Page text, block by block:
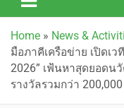
Home » News &
มือภาคีเครือข่าย เปิดเว
2026” เฟ้นหาสุดยอด
รางวัลรวมกว่า